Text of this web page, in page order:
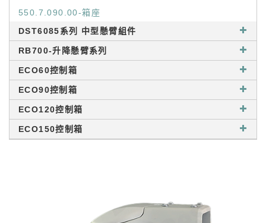
550.7.090.00-箱座
DST6085系列 中型懸臂組件
RB700-升降懸臂系列
ECO60控制箱
ECO90控制箱
ECO120控制箱
ECO150控制箱